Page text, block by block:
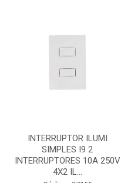
INTERRUPTOR ILUMI
SIMPLES I9 2
INTERRUPTORES 10A 250V
4X2 IL...